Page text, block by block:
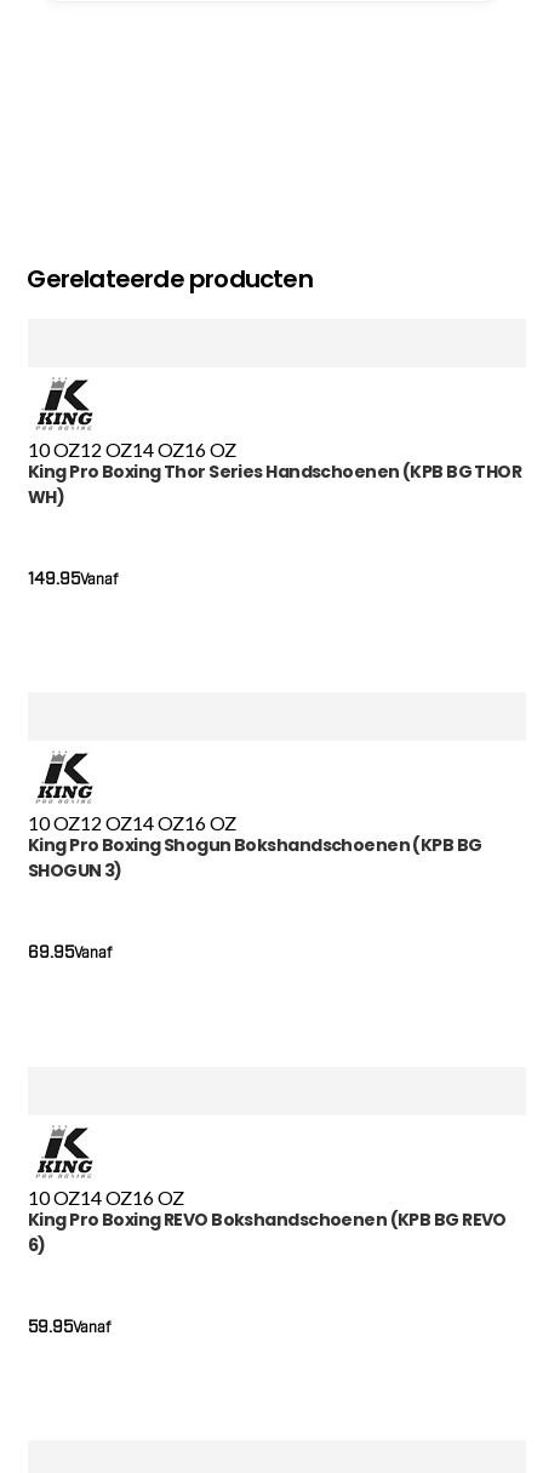
Gerelateerde producten
10 OZ12 OZ14 OZ16 OZ
King Pro Boxing Thor Series Handschoenen (KPB BG THOR
WH)
Vanaf
149.95
10 OZ12 OZ14 OZ16 OZ
King Pro Boxing Shogun Bokshandschoenen (KPB BG
SHOGUN 3)
Vanaf
69.95
10 OZ14 OZ16 OZ
King Pro Boxing REVO Bokshandschoenen (KPB BG REVO
6)
Vanaf
59.95